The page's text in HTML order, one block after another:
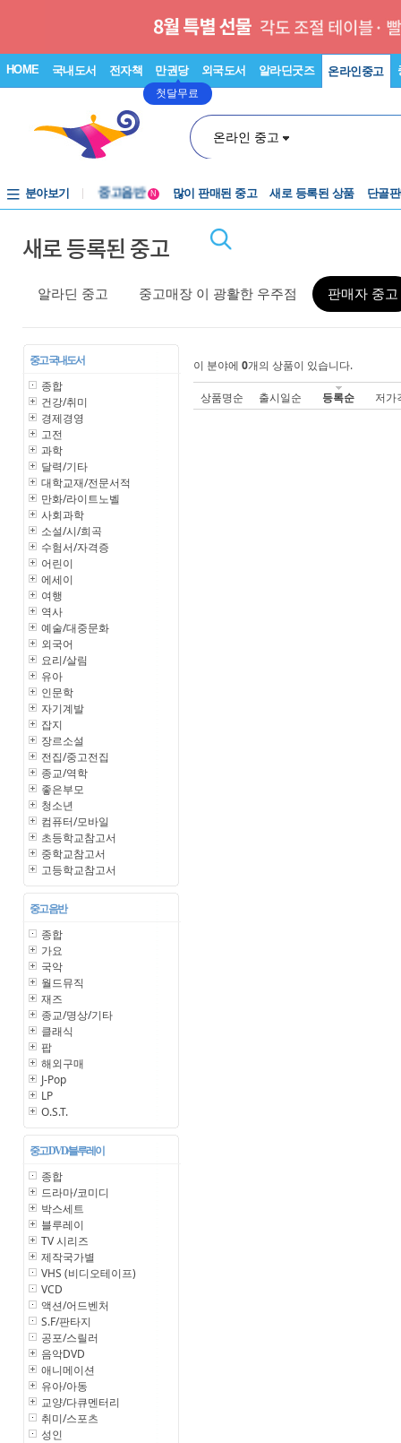
HOME 국내도서 전자책 만권당
첫달무료
외국도서 알라딘굿즈 온라인중고
온라인 중고
분야보기
중고음반
중고음반
N 많이 판매된 중고 새로 등록된 상품 단골
새로 등록된 중고
알라딘 중고 중고매장 이 광활한 우주점 판매자 중고
중고 국내도서
종합
건강/취미
경제경영
고전
과학
달력/기타
대학교재/전문서적
만화/라이트노벨
사회과학
소설/시/희곡
수험서/자격증
어린이
에세이
여행
역사
예술/대중문화
외국어
요리/살림
유아
인문학
자기계발
잡지
장르소설
전집/중고전집
종교/역학
좋은부모
청소년
컴퓨터/모바일
초등학교참고서
중학교참고서
고등학교참고서
중고 음반
종합
가요
국악
월드뮤직
재즈
종교/명상/기타
클래식
팝
해외구매
J-Pop
LP
O.S.T.
중고 DVD/블루레이
종합
드라마/코미디
박스세트
블루레이
TV 시리즈
제작국가별
VHS (비디오테이프)
VCD
액션/어드벤처
S.F/판타지
공포/스릴러
음악DVD
애니메이션
유아/아동
교양/다큐멘터리
취미/스포츠
성인
이 분야에 0개의 상품이 있습니다.
상품명순 출시일순 등록순 저가